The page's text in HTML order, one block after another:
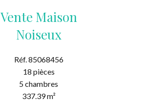
Vente Maison
Noiseux
Réf. 85068456
18 pièces
5 chambres
337.39 m²